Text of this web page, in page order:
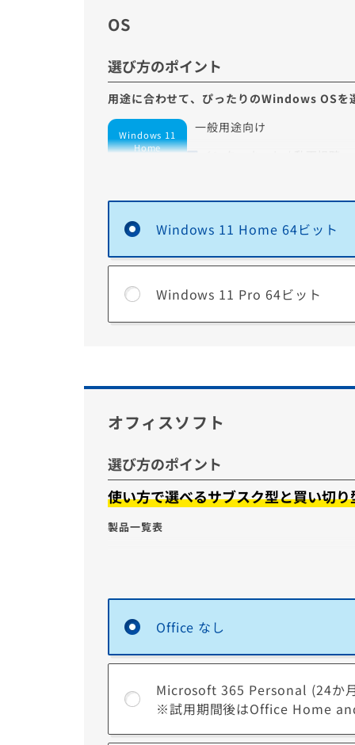
OS
選び方のポイント
用途に合わせて、ぴったりのWindows OSを
Windows 11
Home
一般用途向け
Windows 11 Proで追加される主な機能
BitLocker
Windows 11 Home 64ビット
Windows 11 Pro 64ビット
オフィスソフト
選び方のポイント
使い方で選べるサブスク型と買い切
製品一覧表
Copilot
Home and Business 2024
※一部のモデルでは選択できない場合がございま
Office なし
Microsoft 365 Personal (24か月
※試用期間後はOffice Home